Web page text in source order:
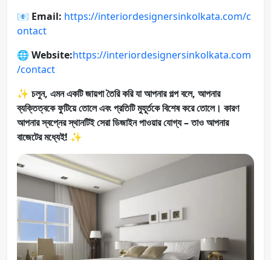
📧 Email: https://interiordesignersinkolkata.com/c
ontact
🌐 Website:https://interiordesignersinkolkata.com
/contact
✨ চলুন, এমন একটি জায়গা তৈরি করি যা আপনার গল্প বলে, আপনার
ব্যক্তিত্বকে ফুটিয়ে তোলে এবং প্রতিটি মুহূর্তকে বিশেষ করে তোলে। কারণ
আপনার স্বপ্নের স্থানটিই সেরা ডিজাইন পাওয়ার যোগ্য – তাও আপনার
বাজেটের মধ্যেই! ✨